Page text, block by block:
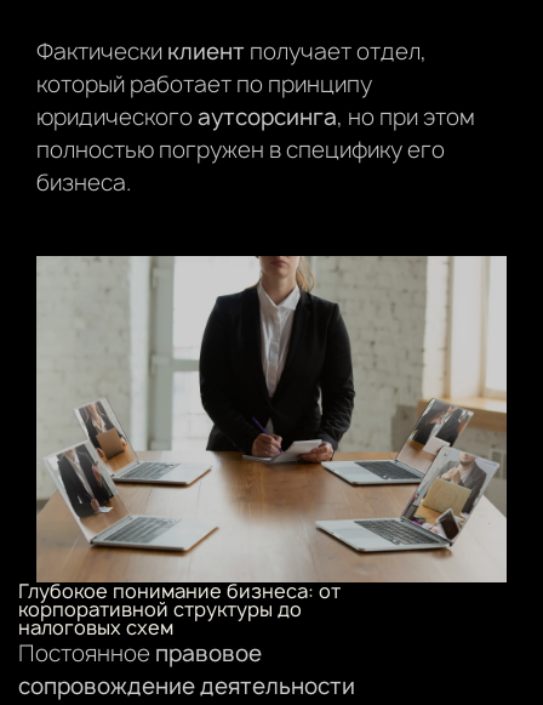
Фактически клиент получает отдел,
который работает по принципу
юридическогоаутсорсинга, но при этом
полностью погружен в специфику его
бизнеса.
Глубокое понимание бизнеса: от
корпоративной структуры до
налоговых схем
Постоянное правовое
сопровождение деятельности